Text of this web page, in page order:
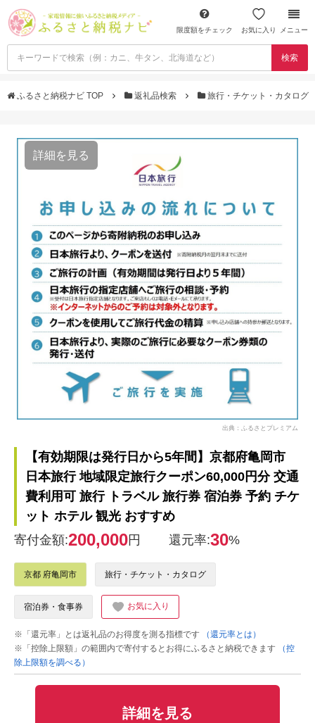
限度額をチェック お気に入り メニュー
検索
ふるさと納税ナビ TOP 返礼品検索 旅行・チケット・カタログ
詳細を見る
出典：ふるさとプレミアム
【有効期限は発行日から5年間】京都府亀岡市
日本旅行 地域限定旅行クーポン60,000円分 交通
費利用可 旅行 トラベル 旅行券 宿泊券 予約 チケ
ット ホテル 観光 おすすめ
寄付金額:200,000円 還元率:30%
京都 府亀岡市 旅行・チケット・カタログ
宿泊券・食事券 お気に入り
※「還元率」とは返礼品のお得度を測る指標です
（還元率とは）
※「控除上限額」の範囲内で寄付するとお得にふるさと納税できます
（控
除上限額を調べる）
詳細を見る